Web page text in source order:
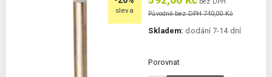
sleva
bez DPH
Původně bez DPH 740,00 Kč
Skladem: dodání 7-14 dní
Porovnat